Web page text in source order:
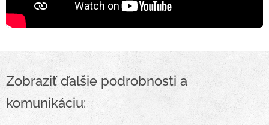
Zobraziť ďalšie podrobnosti a
komunikáciu: